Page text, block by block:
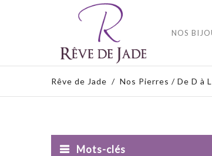
NOS
Rêve de Jade / Nos Pierres / De D à L
Mots-clés